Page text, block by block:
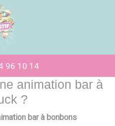
96 10 14
animation bar à
?
bar à bonbons